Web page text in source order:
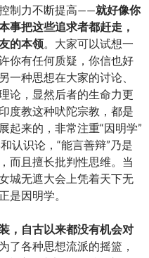
制力不断提高——就好像你
事把这些追求者都赶走，
的本领。大家可以试想一
你有任何质疑，你信也好
一种思想在大家的讨论、
论，显然后者的生命力更
度教这种吠陀宗教，都是
起来的，非常注重“因明学”
认识论，“能言善辩”乃是
而且擅长批判性思维。当
城无遮大会上凭着天下无
是因明学。
，自古以来都没有机会对
了各种思想流派的摇篮，